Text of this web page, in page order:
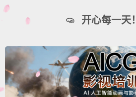
开心每一天！